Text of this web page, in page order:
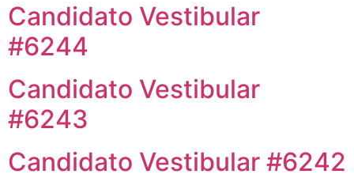
Candidato Vestibular
#6244
Candidato Vestibular
#6243
Candidato Vestibular #6242